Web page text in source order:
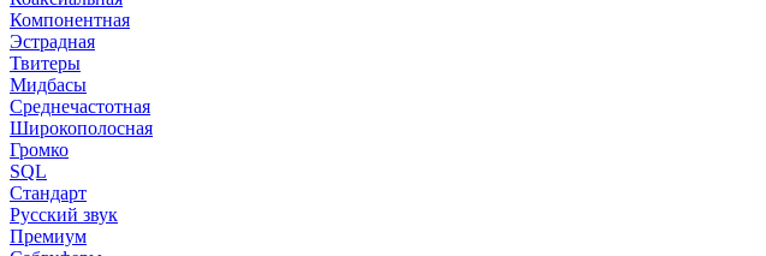
Компонентная
Эстрадная
Твитеры
Мидбасы
Среднечастотная
Широкополосная
Громко
SQL
Стандарт
Русский звук
Премиум